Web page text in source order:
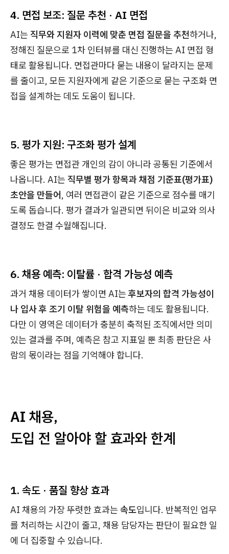
4. 면접 보조: 질문 추천 · AI 면접
AI는 직무와 지원자 이력에 맞춘 면접 질문을 추천하거나,
정해진 질문으로 1차 인터뷰를 대신 진행하는 AI 면접 형
태로 활용됩니다. 면접관마다 묻는 내용이 달라지는 문제
를 줄이고, 모든 지원자에게 같은 기준으로 묻는 구조화 면
접을 설계하는 데도 도움이 됩니다.
5. 평가 지원: 구조화 평가 설계
좋은 평가는 면접관 개인의 감이 아니라 공통된 기준에서
나옵니다. AI는 직무별 평가 항목과 채점 기준표(평가표)
초안을 만들어, 여러 면접관이 같은 기준으로 점수를 매기
도록 돕습니다. 평가 결과가 일관되면 뒤이은 비교와 의사
결정도 한결 수월해집니다.
6. 채용 예측: 이탈률 · 합격 가능성 예측
과거 채용 데이터가 쌓이면 AI는후보자의 합격 가능성이
나 입사 후 조기 이탈 위험을 예측하는 데도 활용됩니다.
다만 이 영역은 데이터가 충분히 축적된 조직에서만 의미
있는 결과를 주며, 예측은 참고 지표일 뿐 최종 판단은 사
람의 몫이라는 점을 기억해야 합니다.
AI 채용,
도입 전 알아야 할 효과와 한계
1. 속도 · 품질 향상 효과
AI 채용의 가장 뚜렷한 효과는 속도입니다. 반복적인 업무
를 처리하는 시간이 줄고, 채용 담당자는 판단이 필요한 일
에 더 집중할 수 있습니다.